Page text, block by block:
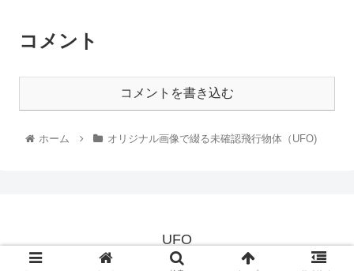
コメント
コメントを書き込む
ホーム オリジナル画像で綴る未確認飛行物体（UFO)
UFO
© 2021 UFO.